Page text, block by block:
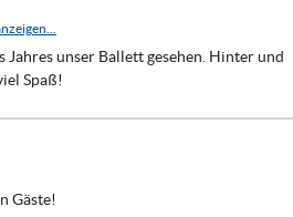
Jahres unser Ballett gesehen. Hinter und
Spaß!
Gäste!